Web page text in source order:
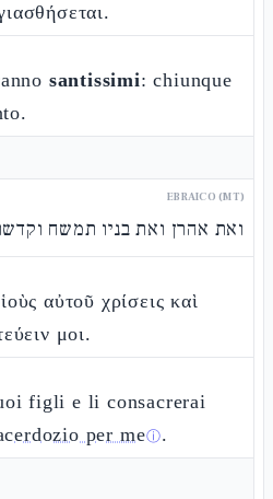
santissimi: chiunque
EBRAICO (MT)
ואת אהרן ואת בניו תמשח
αὐτοῦ χρίσεις καὶ
μοι.
figli e li consacrerai
per meⓘ.